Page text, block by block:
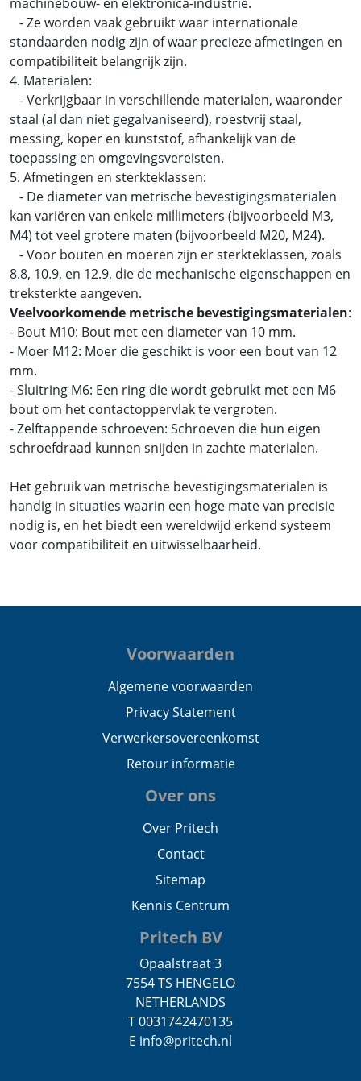
machinebouw- en elektronica-industrie.
- Ze worden vaak gebruikt waar internationale
standaarden nodig zijn of waar precieze afmetingen en
compatibiliteit belangrijk zijn.
4. Materialen:
- Verkrijgbaar in verschillende materialen, waaronder
staal (al dan niet gegalvaniseerd), roestvrij staal,
messing, koper en kunststof, afhankelijk van de
toepassing en omgevingsvereisten.
5. Afmetingen en sterkteklassen:
- De diameter van metrische bevestigingsmaterialen
kan variëren van enkele millimeters (bijvoorbeeld M3,
M4) tot veel grotere maten (bijvoorbeeld M20, M24).
- Voor bouten en moeren zijn er sterkteklassen, zoals
8.8, 10.9, en 12.9, die de mechanische eigenschappen en
treksterkte aangeven.
Veelvoorkomende metrische bevestigingsmaterialen:
- Bout M10: Bout met een diameter van 10 mm.
- Moer M12: Moer die geschikt is voor een bout van 12
mm.
- Sluitring M6: Een ring die wordt gebruikt met een M6
bout om het contactoppervlak te vergroten.
- Zelftappende schroeven: Schroeven die hun eigen
schroefdraad kunnen snijden in zachte materialen.
Het gebruik van metrische bevestigingsmaterialen is
handig in situaties waarin een hoge mate van precisie
nodig is, en het biedt een wereldwijd erkend systeem
voor compatibiliteit en uitwisselbaarheid.
Voorwaarden
Algemene voorwaarden
Privacy Statement
Verwerkersovereenkomst
Retour informatie
Over ons
Over Pritech
Contact
Sitemap
Kennis Centrum
Pritech BV
Opaalstraat 3
7554 TS HENGELO
NETHERLANDS
T 0031742470135
E info@pritech.nl